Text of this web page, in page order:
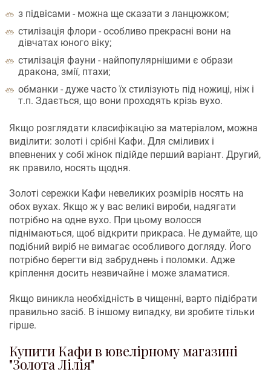
з підвісами - можна ще сказати з ланцюжком;
стилізація флори - особливо прекрасні вони на
дівчатах юного віку;
стилізація фауни - найпопулярнішими є образи
дракона, змії, птахи;
обманки - дуже часто їх стилізують під ножиці, ніж і
т.п. Здається, що вони проходять крізь вухо.
Якщо розглядати класифікацію за матеріалом, можна
виділити: золоті і срібні Кафи. Для сміливих і
впевнених у собі жінок підійде перший варіант. Другий,
як правило, носять щодня.
Золоті сережки Кафи невеликих розмірів носять на
обох вухах. Якщо ж у вас великі вироби, надягати
потрібно на одне вухо. При цьому волосся
піднімаються, щоб відкрити прикраса. Не думайте, що
подібний виріб не вимагає особливого догляду. Його
потрібно берегти від забруднень і поломки. Адже
кріплення досить незвичайне і може зламатися.
Якщо виникла необхідність в чищенні, варто підібрати
правильно засіб. В іншому випадку, ви зробите тільки
гірше.
Купити Кафи в ювелірному магазині
"Золота Лілія"